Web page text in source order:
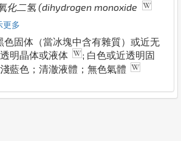
化二氢 (dihydrogen monoxide
更多
色固体（當冰塊中含有雜質）或近无
明晶体或液体
; 白色或近透明固
藍色；清澈液體；無色氣體